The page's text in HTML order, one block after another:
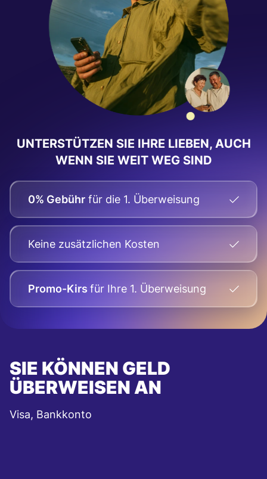
UNTERSTÜTZEN SIE IHRE LIEBEN, AUCH
WENN SIE WEIT WEG SIND
0% Gebühr für die 1. Überweisung
Keine zusätzlichen Kosten
Promo-Kirs für Ihre 1. Überweisung
SIE KÖNNEN GELD
ÜBERWEISEN AN
Visa, Bankkonto